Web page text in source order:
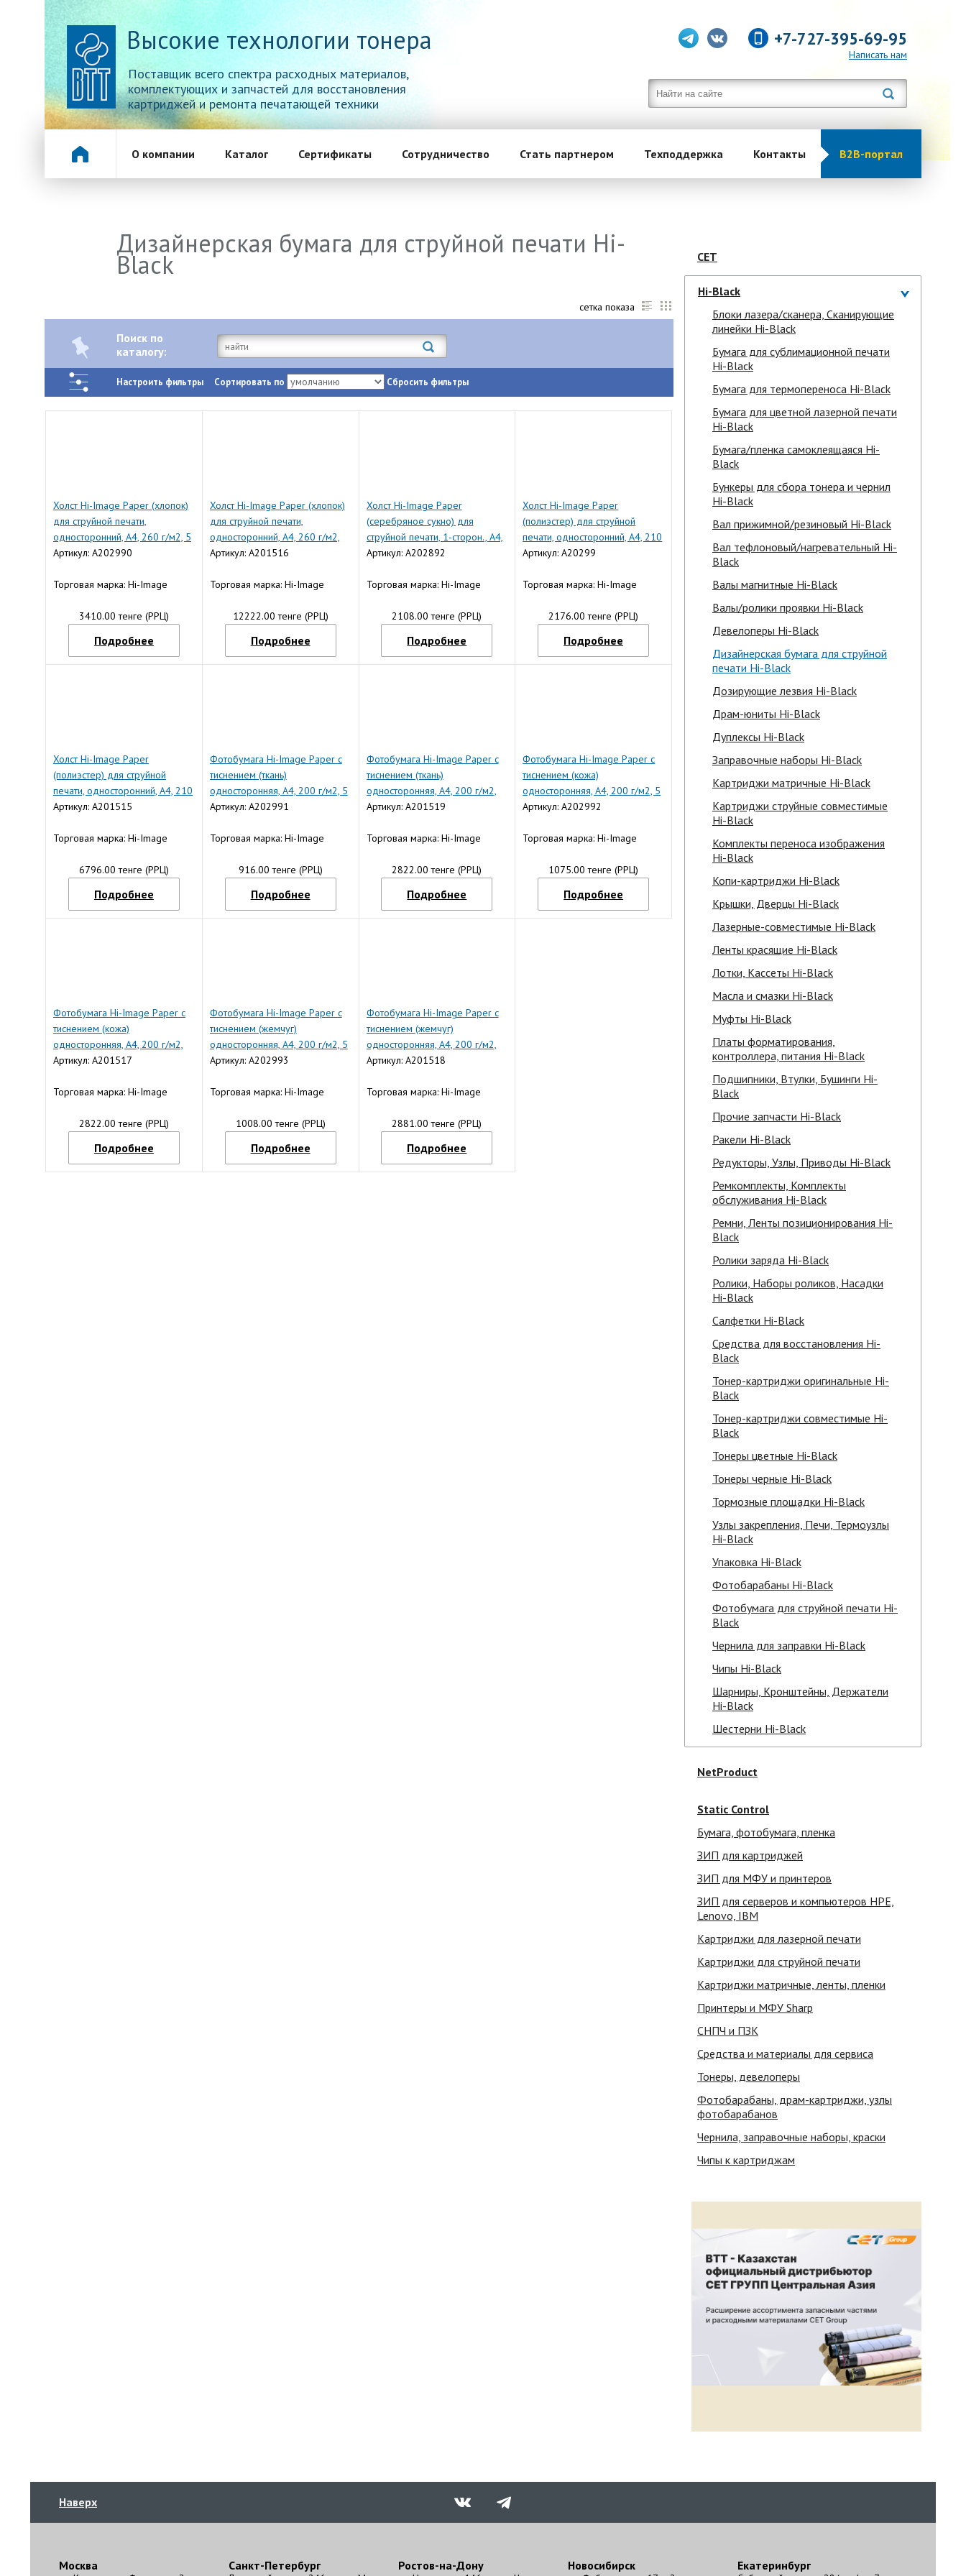
Высокие технологии тонера
Поставщик всего спектра расходных материалов,
комплектующих и запчастей для восстановления
картриджей и ремонта печатающей техники
+7-727-395-69-95
Написать нам
О компании Каталог Сертификаты Сотрудничество Стать партнером Техподдержка Контакты B2B-портал
Дизайнерская бумага для струйной печати Hi-
Black
сетка показа
Поиск по
каталогу:
Настроить фильтры Сортировать по Сбросить фильтры
Холст Hi-Image Paper (хлопок)
для струйной печати,
односторонний, A4, 260 г/м2, 5
л.
Артикул: A202990
Торговая марка: Hi-Image
3410.00 тенге (РРЦ)
Подробнее
Холст Hi-Image Paper (хлопок)
для струйной печати,
односторонний, A4, 260 г/м2,
20 л.
Артикул: A201516
Торговая марка: Hi-Image
12222.00 тенге (РРЦ)
Подробнее
Холст Hi-Image Paper
(серебряное сукно) для
струйной печати, 1-сторон., A4,
260 г/м2, 5 л.
Артикул: A202892
Торговая марка: Hi-Image
2108.00 тенге (РРЦ)
Подробнее
Холст Hi-Image Paper
(полиэстер) для струйной
печати, односторонний, A4, 210
г/м2, 5 л.
Артикул: A20299
Торговая марка: Hi-Image
2176.00 тенге (РРЦ)
Подробнее
Холст Hi-Image Paper
(полиэстер) для струйной
печати, односторонний, A4, 210
г/м2, 20 л.
Артикул: A201515
Торговая марка: Hi-Image
6796.00 тенге (РРЦ)
Подробнее
Фотобумага Hi-Image Paper с
тиснением (ткань)
односторонняя, A4, 200 г/м2, 5
л.
Артикул: A202991
Торговая марка: Hi-Image
916.00 тенге (РРЦ)
Подробнее
Фотобумага Hi-Image Paper с
тиснением (ткань)
односторонняя, A4, 200 г/м2,
20 л.
Артикул: A201519
Торговая марка: Hi-Image
2822.00 тенге (РРЦ)
Подробнее
Фотобумага Hi-Image Paper с
тиснением (кожа)
односторонняя, A4, 200 г/м2, 5
л.
Артикул: A202992
Торговая марка: Hi-Image
1075.00 тенге (РРЦ)
Подробнее
Фотобумага Hi-Image Paper с
тиснением (кожа)
односторонняя, A4, 200 г/м2,
20 л.
Артикул: A201517
Торговая марка: Hi-Image
2822.00 тенге (РРЦ)
Подробнее
Фотобумага Hi-Image Paper с
тиснением (жемчуг)
односторонняя, A4, 200 г/м2, 5
л.
Артикул: A202993
Торговая марка: Hi-Image
1008.00 тенге (РРЦ)
Подробнее
Фотобумага Hi-Image Paper с
тиснением (жемчуг)
односторонняя, A4, 200 г/м2,
20 л.
Артикул: A201518
Торговая марка: Hi-Image
2881.00 тенге (РРЦ)
Подробнее
CET
Hi-Black
Блоки лазера/сканера, Сканирующие
линейки Hi-Black
Бумага для сублимационной печати
Hi-Black
Бумага для термопереноса Hi-Black
Бумага для цветной лазерной печати
Hi-Black
Бумага/пленка самоклеящаяся Hi-
Black
Бункеры для сбора тонера и чернил
Hi-Black
Вал прижимной/резиновый Hi-Black
Вал тефлоновый/нагревательный Hi-
Black
Валы магнитные Hi-Black
Валы/ролики проявки Hi-Black
Девелоперы Hi-Black
Дизайнерская бумага для струйной
печати Hi-Black
Дозирующие лезвия Hi-Black
Драм-юниты Hi-Black
Дуплексы Hi-Black
Заправочные наборы Hi-Black
Картриджи матричные Hi-Black
Картриджи струйные совместимые
Hi-Black
Комплекты переноса изображения
Hi-Black
Копи-картриджи Hi-Black
Крышки, Дверцы Hi-Black
Лазерные-совместимые Hi-Black
Ленты красящие Hi-Black
Лотки, Кассеты Hi-Black
Масла и смазки Hi-Black
Муфты Hi-Black
Платы форматирования,
контроллера, питания Hi-Black
Подшипники, Втулки, Бушинги Hi-
Black
Прочие запчасти Hi-Black
Ракели Hi-Black
Редукторы, Узлы, Приводы Hi-Black
Ремкомплекты, Комплекты
обслуживания Hi-Black
Ремни, Ленты позиционирования Hi-
Black
Ролики заряда Hi-Black
Ролики, Наборы роликов, Насадки
Hi-Black
Салфетки Hi-Black
Средства для восстановления Hi-
Black
Тонер-картриджи оригинальные Hi-
Black
Тонер-картриджи совместимые Hi-
Black
Тонеры цветные Hi-Black
Тонеры черные Hi-Black
Тормозные площадки Hi-Black
Узлы закрепления, Печи, Термоузлы
Hi-Black
Упаковка Hi-Black
Фотобарабаны Hi-Black
Фотобумага для струйной печати Hi-
Black
Чернила для заправки Hi-Black
Чипы Hi-Black
Шарниры, Кронштейны, Держатели
Hi-Black
Шестерни Hi-Black
NetProduct
Static Control
Бумага, фотобумага, пленка
ЗИП для картриджей
ЗИП для МФУ и принтеров
ЗИП для серверов и компьютеров HPE,
Lenovo, IBM
Картриджи для лазерной печати
Картриджи для струйной печати
Картриджи матричные, ленты, пленки
Принтеры и МФУ Sharp
СНПЧ и ПЗК
Средства и материалы для сервиса
Тонеры, девелоперы
Фотобарабаны, драм-картриджи, узлы
фотобарабанов
Чернила, заправочные наборы, краски
Чипы к картриджам
Наверх
Москва Санкт-Петербург Ростов-на-Дону Новосибирск Екатеринбург